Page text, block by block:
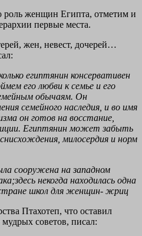
роль женщин Египта, отметим и
первые места.
жен, невест, дочерей…
египтянин консервативен
его любви к семье и его
обычаям. Он
семейного наследия, и во имя
он готов на восстание,
Египтянин может забыть
милосердия и норм
сооружена на западном
некогда находилась одна
школ для женщин- жриц
Птахотеп, что оставил
советов, писал: